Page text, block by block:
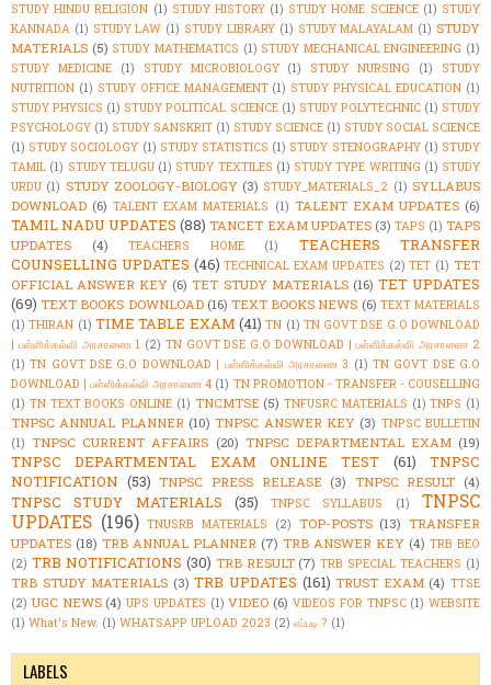
STUDY HINDU RELIGION (1) STUDY HISTORY (1) STUDY HOME SCIENCE (1) STUDY
KANNADA (1) STUDY LAW (1) STUDY LIBRARY (1) STUDY MALAYALAM (1) STUDY
MATERIALS (5) STUDY MATHEMATICS (1) STUDY MECHANICAL ENGINEERING (1)
STUDY MEDICINE
(1) STUDY MICROBIOLOGY (1) STUDY NURSING (1)
STUDY
NUTRITION (1) STUDY OFFICE MANAGEMENT (1) STUDY PHYSICAL EDUCATION (1)
STUDY PHYSICS (1) STUDY POLITICAL SCIENCE (1) STUDY POLYTECHNIC (1) STUDY
PSYCHOLOGY (1) STUDY SANSKRIT (1) STUDY SCIENCE (1) STUDY SOCIAL SCIENCE
(1) STUDY SOCIOLOGY (1) STUDY STATISTICS (1) STUDY STENOGRAPHY (1) STUDY
TAMIL (1) STUDY TELUGU (1) STUDY TEXTILES (1) STUDY TYPE WRITING (1) STUDY
URDU (1) STUDY ZOOLOGY-BIOLOGY (3) STUDY_MATERIALS_2 (1) SYLLABUS
DOWNLOAD (6) TALENT EXAM MATERIALS (1) TALENT EXAM UPDATES (6)
TAMIL NADU UPDATES (88) TANCET EXAM UPDATES (3) TAPS (1) TAPS
UPDATES
(4) TEACHERS HOME (1)
TEACHERS TRANSFER
COUNSELLING UPDATES (46) TECHNICAL EXAM UPDATES (2) TET (1) TET
OFFICIAL ANSWER KEY (6) TET STUDY MATERIALS (16) TET UPDATES
(69) TEXT BOOKS DOWNLOAD (16) TEXT BOOKS NEWS (6) TEXT MATERIALS
(1) THIRAN (1) TIME TABLE EXAM (41) TN (1) TN GOVT DSE G.O DOWNLOAD
| பள்ளிக்கல்வி அரசாணை 1 (2) TN GOVT DSE G.O DOWNLOAD | பள்ளிக்கல்வி அரசாணை 2
(1) TN GOVT DSE G.O DOWNLOAD | பள்ளிக்கல்வி அரசாணை 3 (1) TN GOVT DSE G.O
DOWNLOAD | பள்ளிக்கல்வி அரசாணை 4 (1) TN PROMOTION - TRANSFER - COUSELLING
(1) TN TEXT BOOKS ONLINE (1) TNCMTSE (5) TNFUSRC MATERIALS (1) TNPS (1)
TNPSC ANNUAL PLANNER (10) TNPSC ANSWER KEY (3) TNPSC BULLETIN
(1) TNPSC CURRENT AFFAIRS (20) TNPSC DEPARTMENTAL EXAM (19)
TNPSC DEPARTMENTAL EXAM ONLINE TEST (61)
TNPSC
NOTIFICATION (53) TNPSC PRESS RELEASE (3) TNPSC RESULT (4)
TNPSC STUDY MATERIALS (35) TNPSC SYLLABUS (1)
TNPSC
UPDATES (196) TNUSRB MATERIALS (2) TOP-POSTS (13) TRANSFER
UPDATES (18) TRB ANNUAL PLANNER (7) TRB ANSWER KEY (4) TRB BEO
(2) TRB NOTIFICATIONS (30) TRB RESULT (7) TRB SPECIAL TEACHERS (1)
TRB STUDY MATERIALS (3) TRB UPDATES (161) TRUST EXAM (4) TTSE
(2) UGC NEWS (4) UPS UPDATES (1) VIDEO (6) VIDEOS FOR TNPSC (1) WEBSITE
(1) What's New. (1) WHATSAPP UPLOAD 2023 (2) எப்படி ? (1)
LABELS